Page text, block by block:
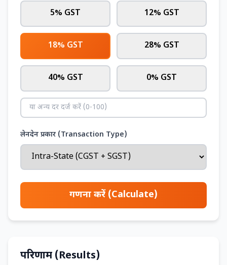
5% GST 12% GST
18% GST 28% GST
40% GST 0% GST
लेनदेन प्रकार (Transaction Type)
गणना करें (Calculate)
परिणाम (Results)